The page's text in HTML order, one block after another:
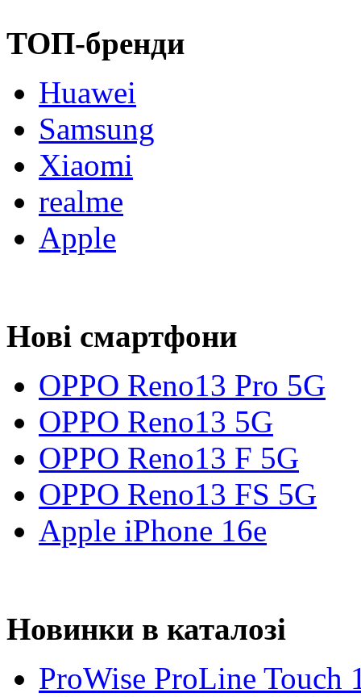
ТОП-бренди
Huawei
Samsung
Xiaomi
realme
Apple
Нові смартфони
OPPO Reno13 Pro 5G
OPPO Reno13 5G
OPPO Reno13 F 5G
OPPO Reno13 FS 5G
Apple iPhone 16e
Новинки в каталозі
ProWise ProLine Touch